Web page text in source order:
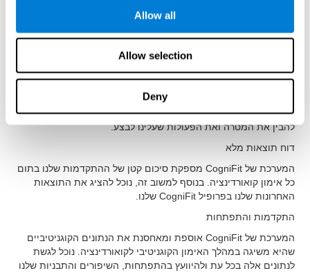
Allow all
Allow selection
Deny
מוטיבציה. אם אתה רוצה להמשיך עם האימונים, חשוב שתיהנה
מהפעילויות שאתה מבצע. לכן CogniFit בחרה בעיצוב מניע ומבדר.
פורמט ויזואלי אטקרטיבי
ברורה ומדוייקת. זה עוזר לנו להבין את המשימה המדוברת ומסייע לנו
להבין את המטרה ואת הפעולות שעלינו לבצע.
דוח תוצאות מלא
המערכת של CogniFit מספקת סיכום קטן של ההתקדמות שלנו בתום
כל אימון קואורדינציה. בנוסף למשוב זה, נוכל להציג את התוצאות
האחרונות שלנו בפרופיל CogniFit שלנו.
התקדמות והתפתחות
המערכת של CogniFit אוספת ומאחסנת את הנתונים הקוגניטיביים
שהיא משיגה במהלך האימון הקוגניטיבי לקואורדינציה. נוכל לגשת
לנתונים אלה בכל עת ולהיוועץ בהתפתחות, השיפורים והתבניות שלנו